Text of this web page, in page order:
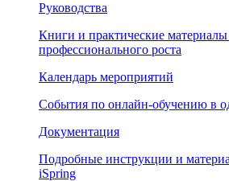
Руководства
Книги и практические материалы
профессионального роста
Календарь мероприятий
События по онлайн-обучению в
Документация
Подробные инструкции и
iSpring